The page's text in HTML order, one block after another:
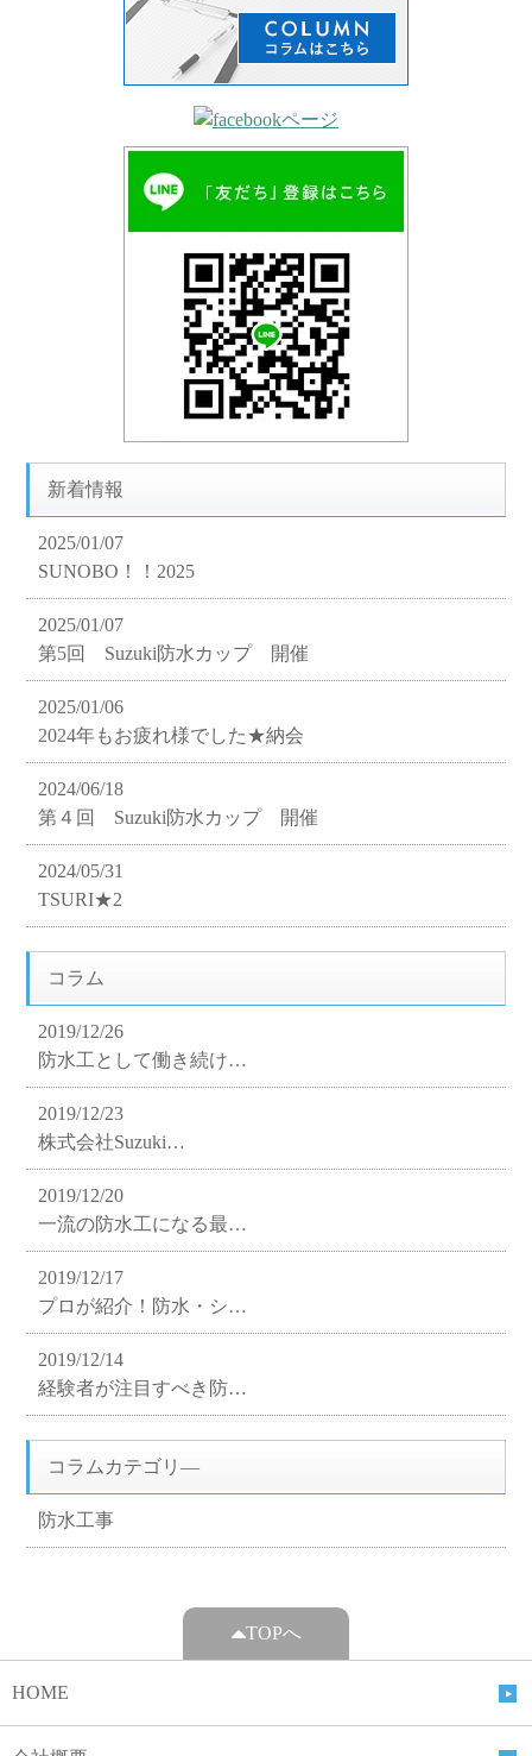
新着情報
2025/01/07
SUNOBO！！2025
2025/01/07
第5回 Suzuki防水カップ 開催
2025/01/06
2024年もお疲れ様でした★納会
2024/06/18
第４回 Suzuki防水カップ 開催
2024/05/31
TSURI★2
コラム
2019/12/26
防水工として働き続け…
2019/12/23
株式会社Suzuki…
2019/12/20
一流の防水工になる最…
2019/12/17
プロが紹介！防水・シ…
2019/12/14
経験者が注目すべき防…
コラムカテゴリ―
防水工事
TOPへ
HOME